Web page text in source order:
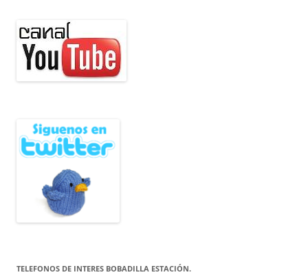
TELEFONOS DE INTERES BOBADILLA ESTACIÓN.